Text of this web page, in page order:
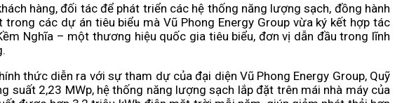
hàng, đối tác để phát triển các hệ thống năng lượng sạch, đồng hành
các dự án tiêu biểu mà Vũ Phong Energy Group vừa ký kết hợp tác
Nghĩa – một thương hiệu quốc gia tiêu biểu, đơn vị dẫn đầu trong lĩnh
thức diễn ra với sự tham dự của đại diện Vũ Phong Energy Group, Quỹ
suất 2,23 MWp, hệ thống năng lượng sạch lắp đặt trên mái nhà máy của